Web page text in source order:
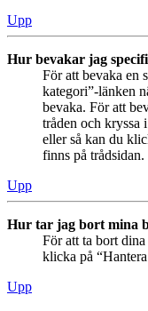
Upp
Hur bevakar jag
För att bevaka en
kategori”-länken
bevaka. För att
tråden och kryssa
eller så kan du
finns på trådsidan.
Upp
Hur tar jag bort mina
För att ta bort
klicka på
Upp